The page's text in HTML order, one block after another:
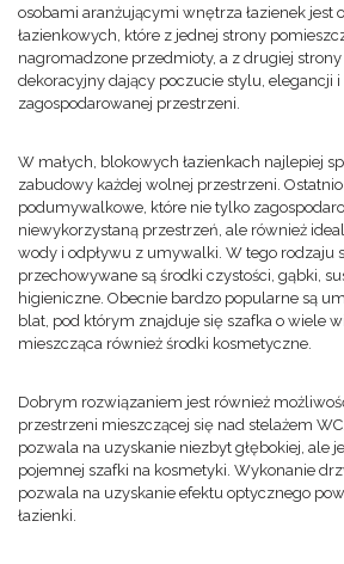
osobami aranżującymi wnętrza łazienek jest
łazienkowych, które z jednej strony
nagromadzone przedmioty, a z drugiej
dekoracyjny dający poczucie stylu, elegancji
zagospodarowanej przestrzeni.
W małych, blokowych łazienkach najlepiej
zabudowy każdej wolnej przestrzeni.
podumywalkowe, które nie tylko
niewykorzystaną przestrzeń, ale również
wody i odpływu z umywalki. W tego rodzaju
przechowywane są środki czystości, gąbki,
higieniczne. Obecnie bardzo popularne są
blat, pod którym znajduje się szafka o wiele
mieszcząca również środki kosmetyczne.
Dobrym rozwiązaniem jest również
przestrzeni mieszczącej się nad stelażem
pozwala na uzyskanie niezbyt głębokiej, ale
pojemnej szafki na kosmetyki. Wykonanie
pozwala na uzyskanie efektu optycznego
łazienki.